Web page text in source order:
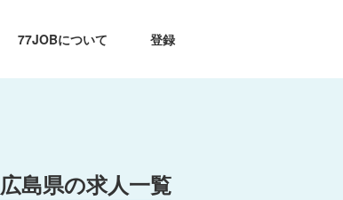
77JOBについて
登録
広島県の求人一覧